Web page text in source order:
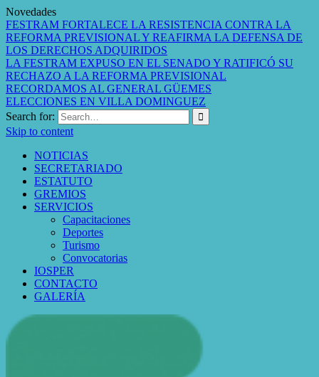
Novedades
FESTRAM FORTALECE LA RESISTENCIA CONTRA LA
REFORMA PREVISIONAL Y REAFIRMA LA DEFENSA DE
LOS DERECHOS ADQUIRIDOS
LA FESTRAM EXPUSO EN EL SENADO Y RATIFICÓ SU
RECHAZO A LA REFORMA PREVISIONAL
RECORDAMOS AL GENERAL GÜEMES
ELECCIONES EN VILLA DOMINGUEZ
Search for:
Skip to content
NOTICIAS
SECRETARIADO
ESTATUTO
GREMIOS
SERVICIOS
Capacitaciones
Deportes
Turismo
Convocatorias
IOSPER
CONTACTO
GALERÍA